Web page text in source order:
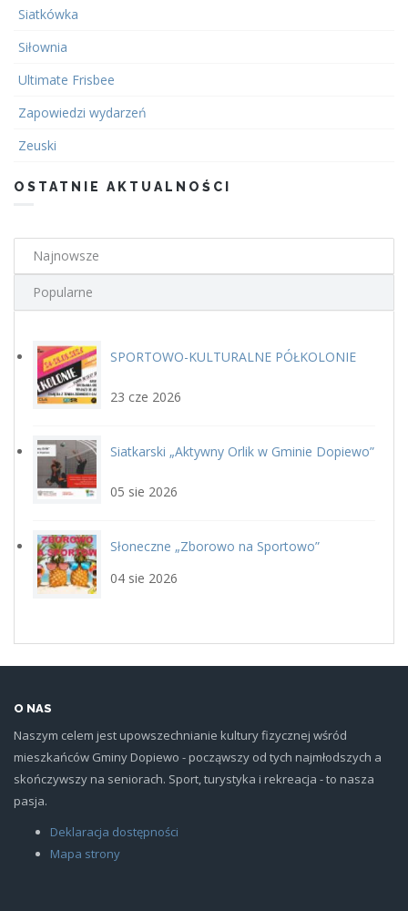
Siatkówka
Siłownia
Ultimate Frisbee
Zapowiedzi wydarzeń
Zeuski
OSTATNIE AKTUALNOŚCI
Najnowsze
Popularne
plakat.jpg
SPORTOWO-KULTURALNE PÓŁKOLONIE
23 cze 2026
siatka_poziom.jpg
Siatkarski „Aktywny Orlik w Gminie Dopiewo”
05 sie 2026
Słoneczne „Zborowo na Sportowo”
04 sie 2026
O NAS
Naszym celem jest upowszechnianie kultury fizycznej wśród
mieszkańców Gminy Dopiewo - począwszy od tych najmłodszych a
skończywszy na seniorach. Sport, turystyka i rekreacja - to nasza
pasja.
Deklaracja dostępności
Mapa strony